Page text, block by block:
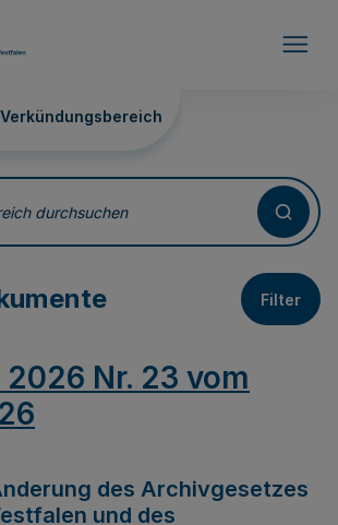
Verkündungsbereich
durchsuchen
Filter
2026 Nr. 23 vom
des Archivgesetzes
und des